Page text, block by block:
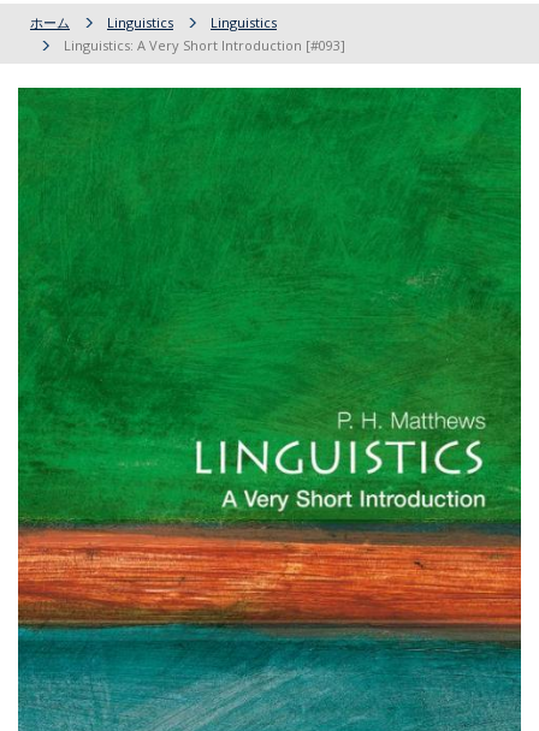
ホーム Linguistics
Linguistics
Linguistics: A Very Short Introduction [#093]